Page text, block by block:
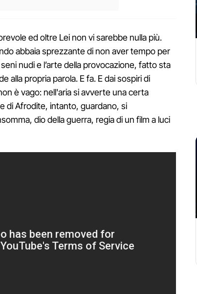
ed oltre Lei non vi sarebbe nulla più.
abbaia sprezzante di non aver tempo per
seni nudi e l’arte della provocazione, fatto sta
alla propria parola. E fa. E dai sospiri di
è vago: nell'aria si avverte una certa
di Afrodite, intanto, guardano, si
dio della guerra, regia di un film a luci